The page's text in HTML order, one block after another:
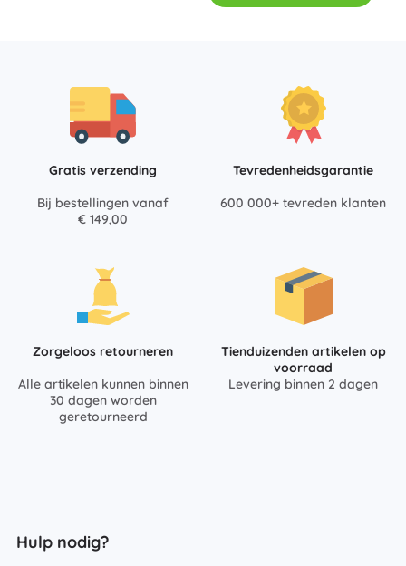
Gratis verzending
Bij bestellingen vanaf
€ 149,00
Tevredenheidsgarantie
600 000+ tevreden klanten
Zorgeloos retourneren
Alle artikelen kunnen binnen
30 dagen worden
geretourneerd
Tienduizenden artikelen op
voorraad
Levering binnen 2 dagen
Hulp nodig?